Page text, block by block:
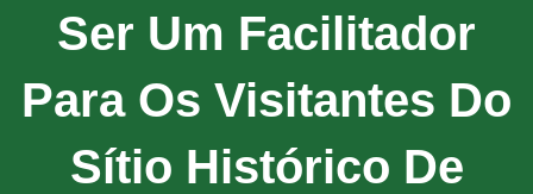
Ser Um Facilitador
Para Os Visitantes Do
Sítio Histórico De